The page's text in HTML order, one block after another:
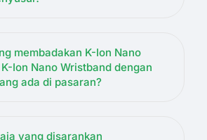
membadakan K-Ion Nano
Ion Nano Wristband dengan
ada di pasaran?
yang disarankan